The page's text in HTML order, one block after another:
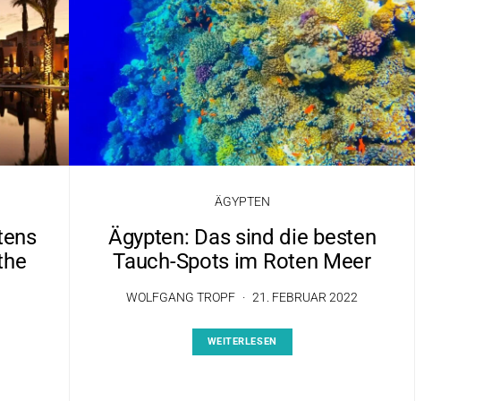
ÄGYPTEN
Ägypten: Das sind die besten
Tauch-Spots im Roten Meer
WOLFGANG TROPF 21. FEBRUAR 2022
WEITERLESEN